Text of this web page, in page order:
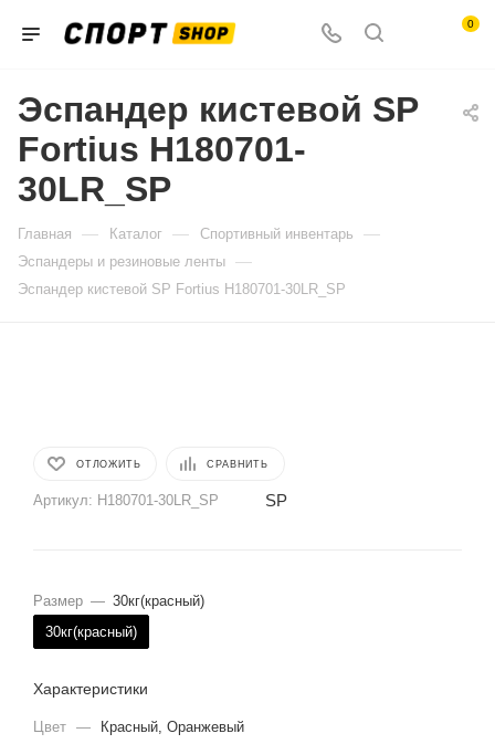
0
Эспандер кистевой SP
Fortius H180701-
30LR_SP
Главная — Каталог — Спортивный инвентарь —
Эспандеры и резиновые ленты —
Эспандер кистевой SP Fortius H180701-30LR_SP
ОТЛОЖИТЬ СРАВНИТЬ
Артикул: H180701-30LR_SP SP
Размер — 30кг(красный)
30кг(красный)
Характеристики
Цвет —
Красный, Оранжевый